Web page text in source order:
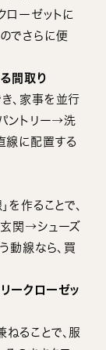
ローゼットに
でさらに便
間取り
、家事を並行
ントリー→洗
線に配置する
を作ることで、
玄関→シューズ
動線なら、買
ークローゼッ
ることで、服